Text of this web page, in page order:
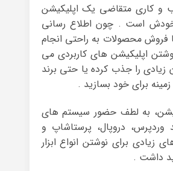
و کاری متقاضی یک اپلیکیشن
است . چون اطلاع رسانی
فروش محصولات به راحتی انجام
اپلیکیشن های کاربردی می
زیادی را جذب کرده یا حتی برند
برای خود بسازید .
به لطف حضور سیستم های
وردپرس، دروپال، پرستاشاپ و
زیادی برای نوشتن انواع ابزار
داشت .